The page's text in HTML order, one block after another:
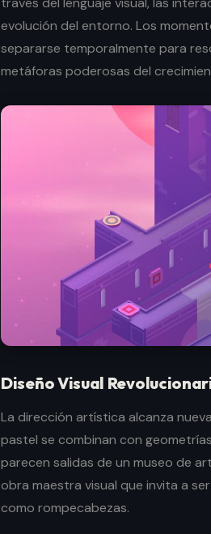
evolución del entorno. Los
separarse temporalmente para
metáforas poderosas del
Diseño Visual
La dirección artística alcanza
pastel se combinan con
parecen salidas de un museo de
obra maestra visual que invita a
como rompecabezas.